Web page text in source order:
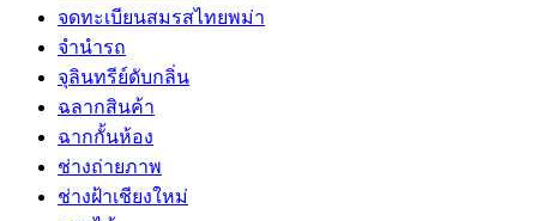
จดทะเบียนสมรสไทยพม่า
จำนำรถ
จุลินทรีย์ดับกลิ่น
ฉลากสินค้า
ฉากกั้นห้อง
ช่างถ่ายภาพ
ช่างฝ้าเชียงใหม่